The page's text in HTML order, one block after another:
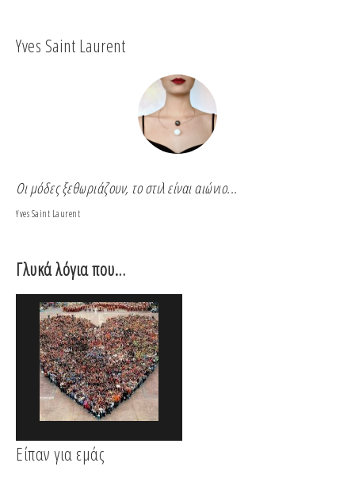
Yves Saint Laurent
Οι μόδες ξεθωριάζουν, το στιλ είναι αιώνιο...
Yves Saint Laurent
Γλυκά λόγια που…
Είπαν για εμάς